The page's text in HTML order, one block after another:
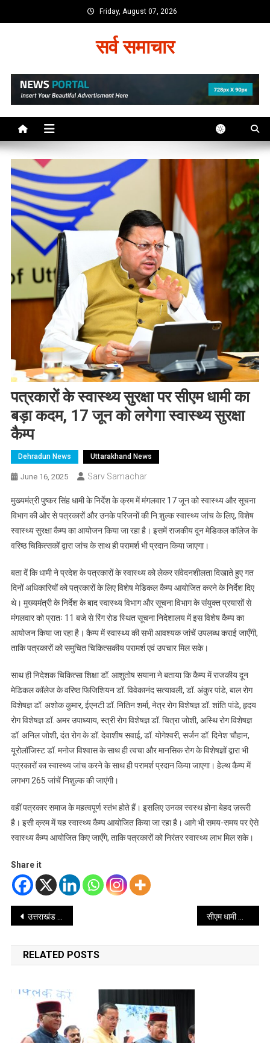
to
Friday, August 07, 2026
सर्व समाचार
पत्रकारों के स्वास्थ्य सुरक्षा पर सीएम धामी का
बड़ा कदम, 17 जून को लगेगा स्वास्थ्य सुरक्षा
कैम्प
Dehradun News Uttarakhand News
June 16, 2025 Sarv Samachar
मुख्यमंत्री पुष्कर सिंह धामी के निर्देश के क्रम में मंगलवार 17 जून को स्वास्थ्य और सूचना
विभाग की ओर से पत्रकारों और उनके परिजनों की नि:शुल्क स्वास्थ्य जांच के लिए, विशेष
स्वास्थ्य सुरक्षा कैम्प का आयोजन किया जा रहा है। इसमें राजकीय दून मेडिकल कॉलेज के
वरिष्ठ चिकित्सकों द्वारा जांच के साथ ही परामर्श भी प्रदान किया जाएगा।
बता दें कि धामी ने प्रदेश के पत्रकारों के स्वास्थ्य को लेकर संवेदनशीलता दिखाते हुए गत
दिनों अधिकारियों को पत्रकारों के लिए विशेष मेडिकल कैम्प आयोजित करने के निर्देश दिए
थे। मुख्यमंत्री के निर्देश के बाद स्वास्थ्य विभाग और सूचना विभाग के संयुक्त प्रयासों से
मंगलवार को प्रातः 11 बजे से रिंग रोड स्थित सूचना निदेशालय में इस विशेष कैम्प का
आयोजन किया जा रहा है। कैम्प में स्वास्थ्य की सभी आवश्यक जांचें उपलब्ध कराई जाएँगी,
ताकि पत्रकारों को समुचित चिकित्सकीय परामर्श एवं उपचार मिल सके।
साथ ही निदेशक चिकित्सा शिक्षा डॉ. आशुतोष सयाना ने बताया कि कैम्प में राजकीय दून
मेडिकल कॉलेज के वरिष्ठ फिजिशियन डॉ. विवेकानंद सत्यावली, डॉ. अंकुर पांडे, बाल रोग
विशेषज्ञ डॉ. अशोक कुमार, ईएनटी डॉ. नितिन शर्मा, नेत्र रोग विशेषज्ञ डॉ. शांति पांडे, हृदय
रोग विशेषज्ञ डॉ. अमर उपाध्याय, स्त्री रोग विशेषज्ञ डॉ. चित्रा जोशी, अस्थि रोग विशेषज्ञ
डॉ. अनिल जोशी, दंत रोग के डॉ. देवाशीष सवाई, डॉ. योगेश्वरी, सर्जन डॉ. दिनेश चौहान,
यूरोलॉजिस्ट डॉ. मनोज विश्वास के साथ ही त्वचा और मानसिक रोग के विशेषज्ञों द्वारा भी
पत्रकारों का स्वास्थ्य जांच करने के साथ ही परामर्श प्रदान किया जाएगा। हेल्थ कैम्प में
लगभग 265 जांचें निशुल्क की जाएंगी।
वहीं पत्रकार समाज के महत्वपूर्ण स्तंभ होते हैं। इसलिए उनका स्वस्थ होना बेहद ज़रूरी
है। इसी क्रम में यह स्वास्थ्य कैम्प आयोजित किया जा रहा है। आगे भी समय-समय पर ऐसे
स्वास्थ्य कैम्प आयोजित किए जाएँगे, ताकि पत्रकारों को निरंतर स्वास्थ्य लाभ मिल सके।
Share it
Post
navigation
उत्तराखंड में विद्युत परियोजनाओं के विकास हेतु केंद्रीय ऊर्जा मंत्री से मिले सीएम धामी सीएम धामी की पहल से पत्रकारों और उनके परिजनों की निःशुल्क स्वास्थ्य कैम्प में हुई स्वास्थ्य की हुई जांच
RELATED POSTS